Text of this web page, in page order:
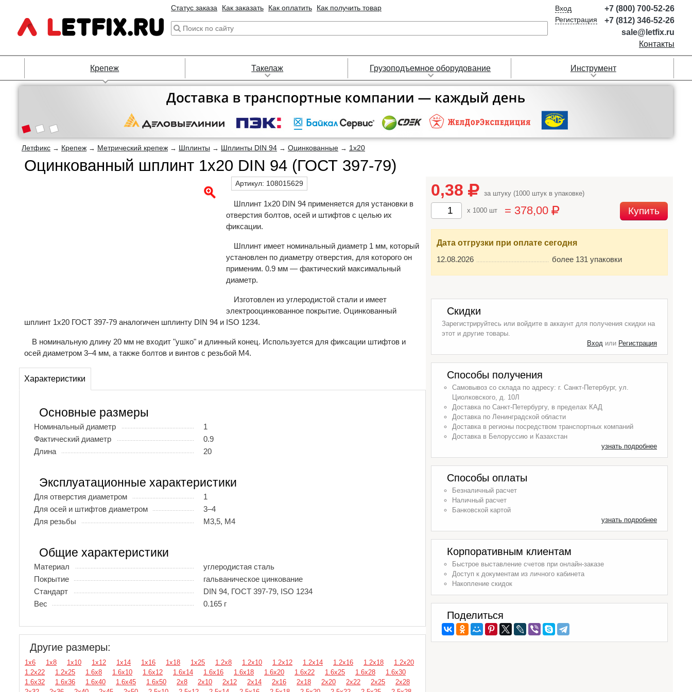
Статус заказа Как заказать Как оплатить Как получить товар
Вход
Регистрация
+7 (800) 700-52-26
+7 (812) 346-52-26
sale@letfix.ru
Контакты
Крепеж Такелаж Грузоподъемное оборудование Инструмент
Летфикс → Крепеж → Метрический крепеж → Шплинты → Шплинты DIN 94 → Оцинкованные → 1х20
Оцинкованный шплинт 1х20 DIN 94 (ГОСТ 397-79)
Артикул: 108015629
Шплинт 1х20 DIN 94 применяется для установки в
отверстия болтов, осей и штифтов с целью их
фиксации.
Шплинт имеет номинальный диаметр 1 мм, который
установлен по диаметру отверстия, для которого он
применим. 0.9 мм — фактический максимальный
диаметр.
Изготовлен из углеродистой стали и имеет
электрооцинкованное покрытие. Оцинкованный
шплинт 1х20 ГОСТ 397-79 аналогичен шплинту DIN 94 и ISO 1234.
В номинальную длину 20 мм не входит "ушко" и длинный конец. Используется для фиксации штифтов и
осей диаметром 3–4 мм, а также болтов и винтов с резьбой М4.
Характеристики
Основные размеры
Номинальный диаметр
1
Фактический диаметр
0.9
Длина
20
Эксплуатационные характеристики
Для отверстия диаметром
1
Для осей и штифтов диаметром
3–4
Для резьбы
М3,5, М4
Общие характеристики
Материал
углеродистая сталь
Покрытие
гальваническое цинкование
Стандарт
DIN 94, ГОСТ 397-79, ISO 1234
Вес
0.165 г
Другие размеры:
1х6 1х8 1х10 1х12 1х14 1х16 1х18 1х25 1.2х8 1.2х10 1.2х12 1.2х14 1.2х16 1.2х18
1.2х20
1.2х22
1.2х25 1.6х8 1.6х10 1.6х12 1.6х14 1.6х16 1.6х18 1.6х20 1.6х22 1.6х25 1.6х28
1.6х30
1.6х32
1.6х36 1.6х40 1.6х45 1.6х50 2х8 2х10 2х12 2х14 2х16 2х18 2х20 2х22 2х25
2х28
0,38 за штуку (1000 штук в упаковке)
x 1000 шт = 378,00 Купить
Дата отгрузки при оплате сегодня
12.08.2026
более 131 упаковки
Скидки
Зарегистрируйтесь или войдите в аккаунт для получения скидки на
этот и другие товары.
Вход или Регистрация
Способы получения
Самовывоз со склада по адресу: г. Санкт-Петербург, ул.
Циолковского, д. 10Л
Доставка по Санкт-Петербургу, в пределах КАД
Доставка по Ленинградской области
Доставка в регионы посредством транспортных компаний
Доставка в Белоруссию и Казахстан
узнать подробнее
Способы оплаты
Безналичный расчет
Наличный расчет
Банковской картой
узнать подробнее
Корпоративным клиентам
Быстрое выставление счетов при онлайн-заказе
Доступ к документам из личного кабинета
Накопление скидок
Поделиться